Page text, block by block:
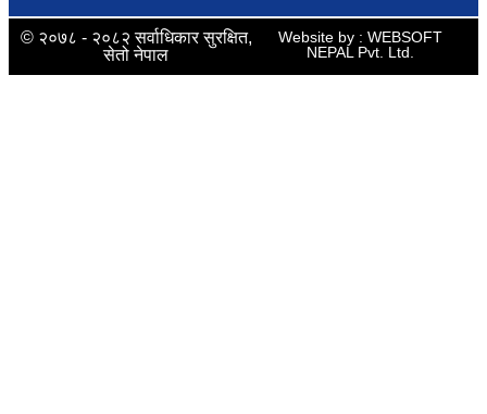
© २०७८ - २०८२ सर्वाधिकार सुरक्षित,
सेतो नेपाल
Website by : WEBSOFT
NEPAL Pvt. Ltd.